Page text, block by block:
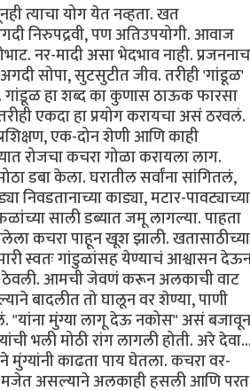
त्याचा योग येत नव्हता. खत
निरुपद्रवी, पण अतिउपयोगी. आवाज
नर-मादी असा भेदभाव नाही.
सोपा, सुटसुटीत जीव. तरीही 'गांडूळ'
हा शब्द का कुणास ठाऊक फारसा
एकदा हा प्रयोग करायचा असं ठरवलं.
एक-दोन शेणी आणि काही
रोजचा कचरा गोळा करायला लाग.
डबा केला. घरातील सर्वांना सांगितलं,
काड्या, मटार-पावट्याच्या
साली डब्यात जमू लागल्या. पाहता
कचरा पाहून खूश झाली. खतासाठीच्या
स्वतः गांडुळांसह येण्याचं आश्वासन
ठेवली. आमची जेवणं करून अलकाची वाट
बादलीत तो घालून वर शेण्या, पाणी
"यांना मुंग्या लागू देऊ नकोस" असं बजावून
भली मोठी रांग लागली होती. अरे
काढता पाय घेतला. कचरा वर-
असल्याने अलकाही हसली आणि परत